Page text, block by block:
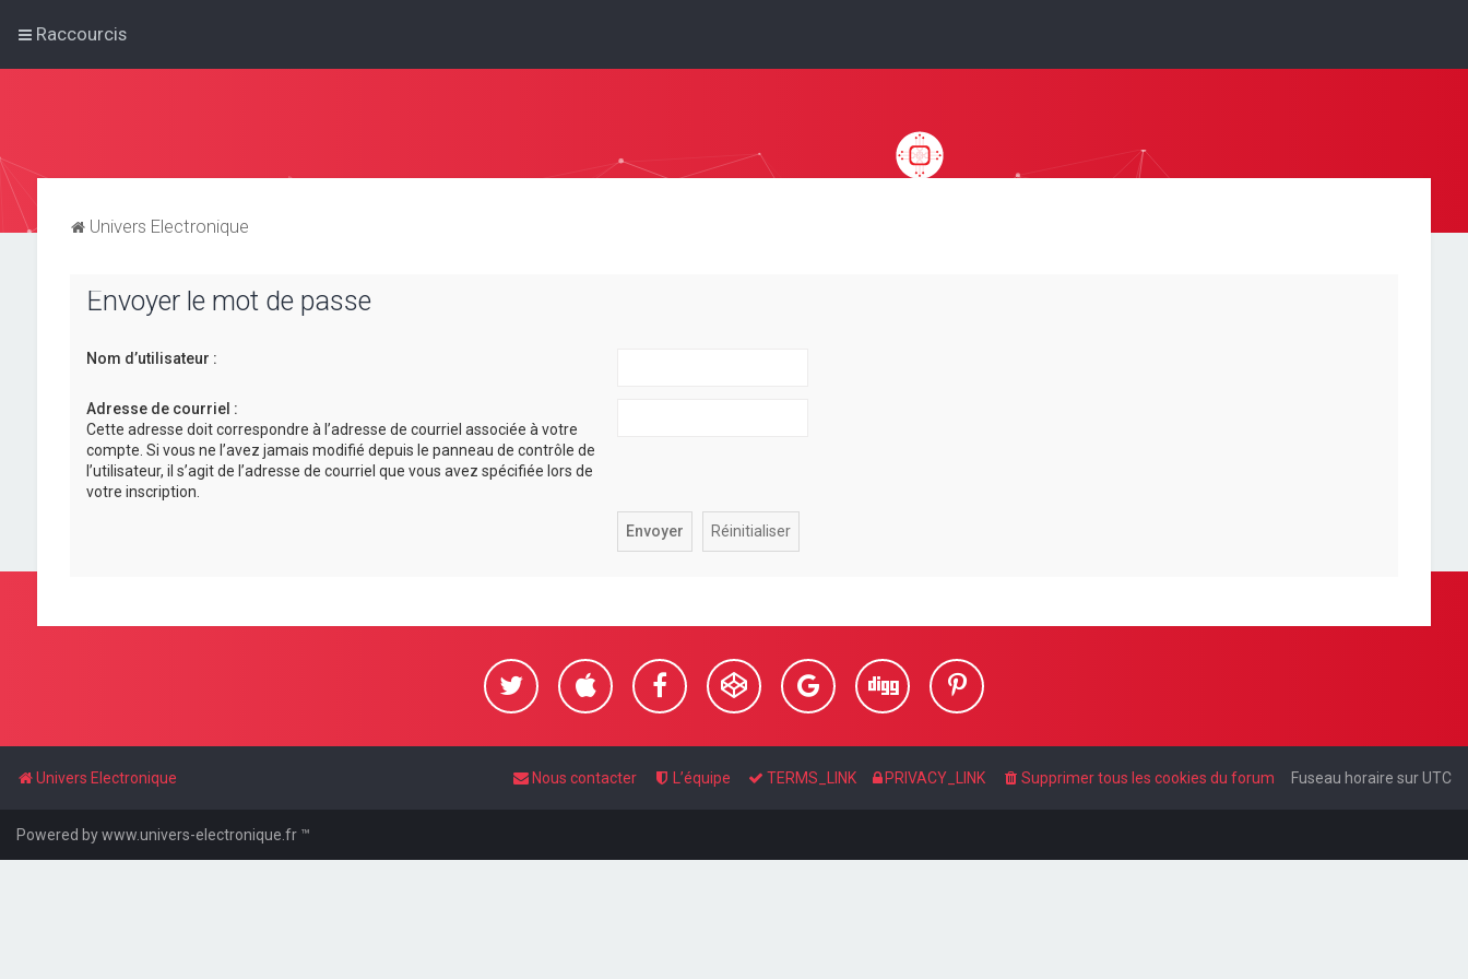
Raccourcis
Univers Electronique
Envoyer le mot de passe
Nom d’utilisateur :
Adresse de courriel :
Cette adresse doit correspondre à l’adresse de courriel associée à votre
compte. Si vous ne l’avez jamais modifié depuis le panneau de contrôle de
l’utilisateur, il s’agit de l’adresse de courriel que vous avez spécifiée lors de
votre inscription.
Univers Electronique Fuseau horaire surUTC
Supprimer tous les cookies du forum
PRIVACY_LINK
TERMS_LINK
L’équipe
Nous contacter
Powered by www.univers-electronique.fr ™